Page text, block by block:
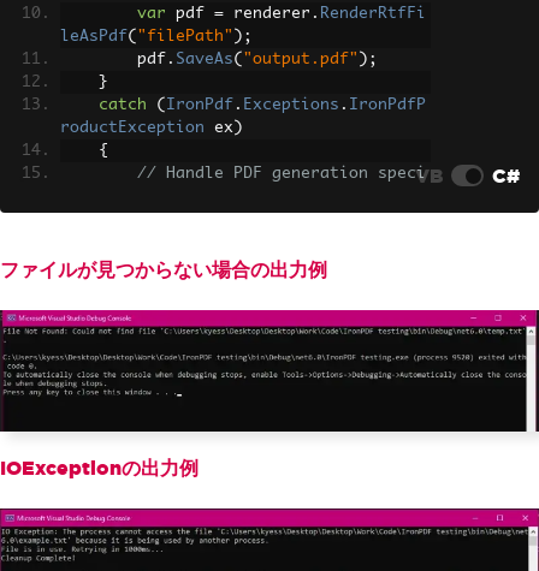
var pdf = renderer . RenderRtfFi
leAsPdf( "filePath" );
        pdf
. SaveAs( "output.pdf" );
}
catch
( IronPdf . Exceptions . IronPdfP
roductException ex )
{
// Handle PDF generation speci
}
{
int retries = 5;
int delay = 1000;
// Delay in
milliseconds
Console
if
( retries
Console.WriteLine("File is
in use. Retrying in "
+ delay +
"m
s..."
VB C#
ファイルが見つからない場合の出力例
IOExceptionの出力例